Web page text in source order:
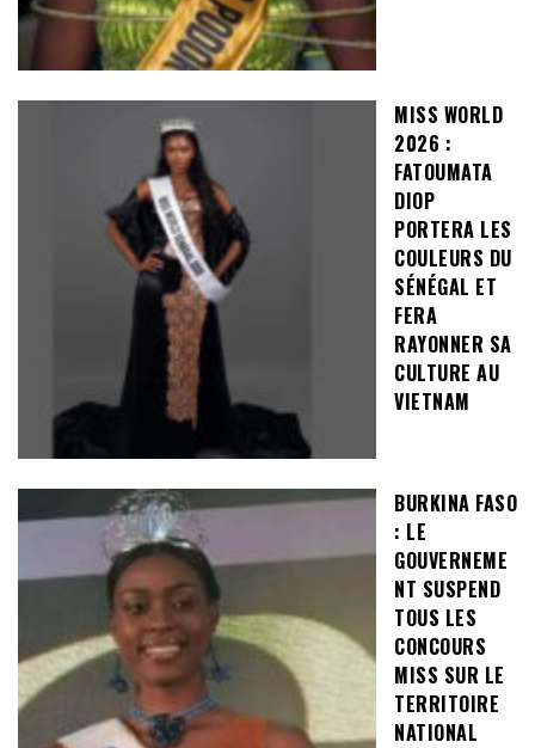
MISS WORLD
2026 :
FATOUMATA
DIOP
PORTERA LES
COULEURS DU
SÉNÉGAL ET
FERA
RAYONNER SA
CULTURE AU
VIETNAM
BURKINA FASO
: LE
GOUVERNEME
NT SUSPEND
TOUS LES
CONCOURS
MISS SUR LE
TERRITOIRE
NATIONAL